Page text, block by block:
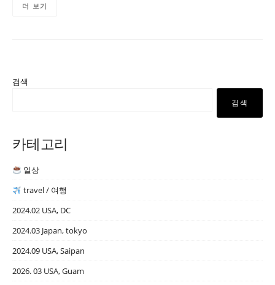
더 보기
검색
검색
카테고리
일상
travel / 여행
2024.02 USA, DC
2024.03 Japan, tokyo
2024.09 USA, Saipan
2026. 03 USA, Guam